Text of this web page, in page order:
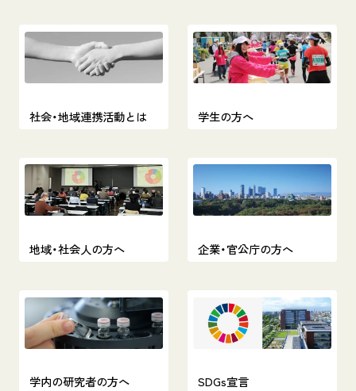
社会・地域連携活動とは 学生の方へ
地域・社会人の方へ 企業・官公庁の方へ
学内の研究者の方へ SDGs宣言